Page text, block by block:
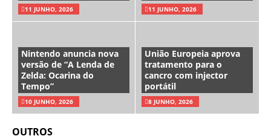
11 JUNHO, 2026 11 JUNHO, 2026
Nintendo anuncia nova
versão de “A Lenda de
Zelda: Ocarina do
Tempo”
10 JUNHO, 2026
União Europeia aprova
tratamento para o
cancro com injector
portátil
8 JUNHO, 2026
OUTROS